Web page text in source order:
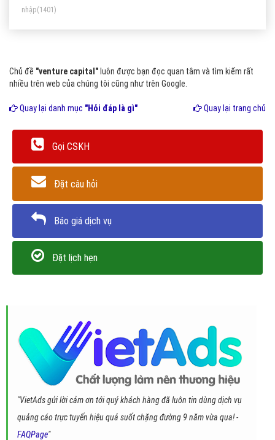
nhập(1401)
Chủ đề "venture capital" luôn được bạn đọc quan tâm và tìm kiếm rất
nhiều trên web của chúng tôi cũng như trên Google.
Quay lại danh mục "Hỏi đáp là gì" Quay lại trang chủ
Gọi CSKH
Đặt câu hỏi
Báo giá dịch vụ
Đặt lịch hẹn
"VietAds gửi lời cảm ơn tới quý khách hàng đã luôn tin dùng dịch vụ
quảng cáo trực tuyến hiệu quả suốt chặng đường 9 năm vừa qua! -
FAQPage"